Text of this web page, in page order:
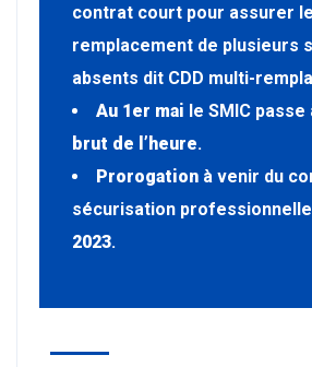
contrat court pour assurer le
remplacement de plusieurs
absents dit CDD multi-
Au 1er mai le SMIC passe
brut de l’heure.
Prorogation à venir du
sécurisation professionnelle
2023.